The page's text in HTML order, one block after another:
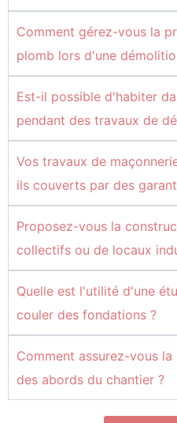
Comment gérez-vous la
plomb lors d'une
Est-il possible d'habiter
pendant des travaux de
Vos travaux de
ils couverts par des
Proposez-vous la
collectifs ou de locaux
Quelle est l'utilité d'une
couler des fondations ?
Comment assurez-vous
des abords du chantier ?